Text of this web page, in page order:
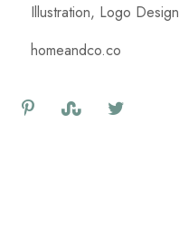
Illustration, Logo Design
homeandco.co